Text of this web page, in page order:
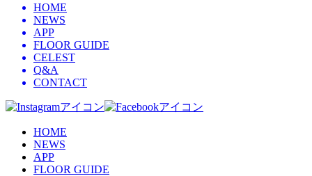
HOME
NEWS
APP
FLOOR GUIDE
CELEST
Q&A
CONTACT
HOME
NEWS
APP
FLOOR GUIDE